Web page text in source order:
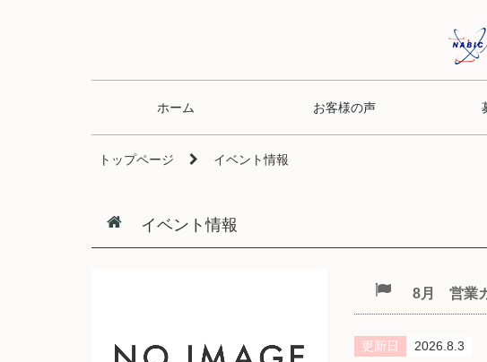
ホーム お客様の声
トップページ イベント情報
イベント情報
8月 営業
更新日 2026.8.3